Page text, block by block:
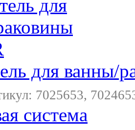
для ванны/
7025653,